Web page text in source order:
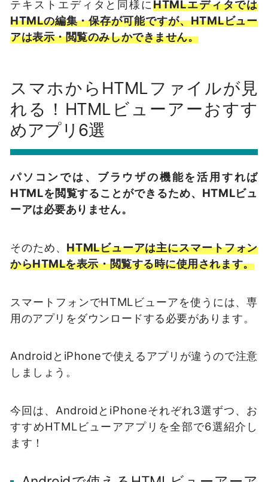
テキストエディタと同様にHTMLエディタでは
HTMLの編集・保存が可能ですが、HTMLビュー
アは表示・閲覧のみしかできません。
スマホからHTMLファイルが見
れる！HTMLビューアーおすす
めアプリ6選
パソコンでは、ブラウザの機能を活用すれば
HTMLを閲覧することができるため、HTMLビュ
ーアは必要ありません。
そのため、 HTMLビューアは主にスマートフォン
からHTMLを表示・閲覧する時に使用されます。
スマートフォンでHTMLビューアを使うには、専
用のアプリをダウンロードする必要があります。
AndroidとiPhoneで使えるアプリが違うので注意
しましょう。
今回は、AndroidとiPhoneそれぞれ3選ずつ、お
すすめHTMLビューアアプリを全部で6選紹介し
ます！